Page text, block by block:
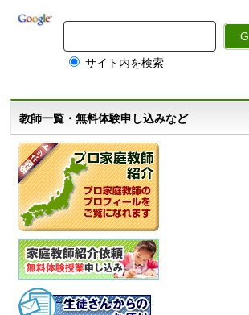
サイト内を検索
教師一覧・無料体験申し込みなど